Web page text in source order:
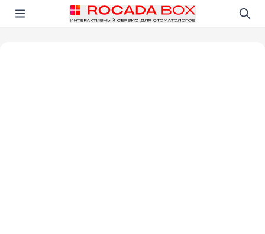
Открыть в приложении!